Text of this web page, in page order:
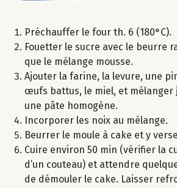
Préchauffer le four th. 6 (180°C).
Fouetter le sucre avec le beurre
que le mélange mousse.
Ajouter la farine, la levure, une
œufs battus, le miel, et mélanger
une pâte homogène.
Incorporer les noix au mélange.
Beurrer le moule à cake et y
Cuire environ 50 min (vérifier la
d’un couteau) et attendre
de démouler le cake. Laisser